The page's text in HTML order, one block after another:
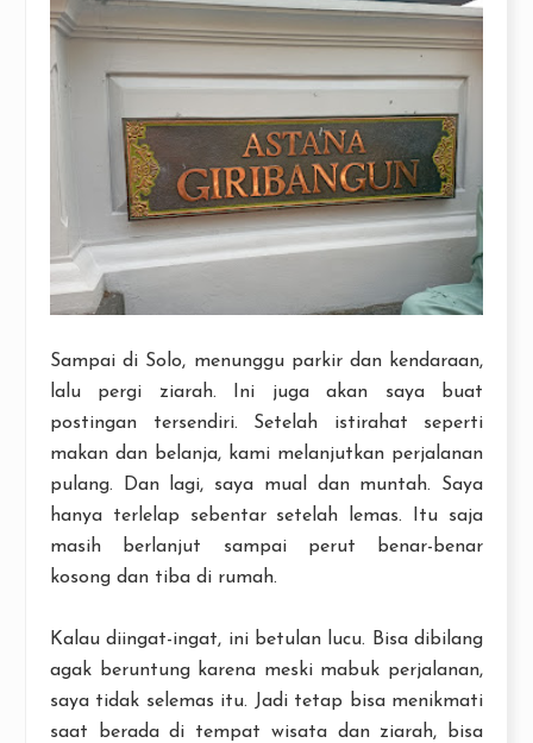
Sampai di Solo, menunggu parkir dan kendaraan,
lalu pergi ziarah. Ini juga akan saya buat
postingan tersendiri. Setelah istirahat seperti
makan dan belanja, kami melanjutkan perjalanan
pulang. Dan lagi, saya mual dan muntah. Saya
hanya terlelap sebentar setelah lemas. Itu saja
masih berlanjut sampai perut benar-benar
kosong dan tiba di rumah.
Kalau diingat-ingat, ini betulan lucu. Bisa dibilang
agak beruntung karena meski mabuk perjalanan,
saya tidak selemas itu. Jadi tetap bisa menikmati
saat berada di tempat wisata dan ziarah, bisa